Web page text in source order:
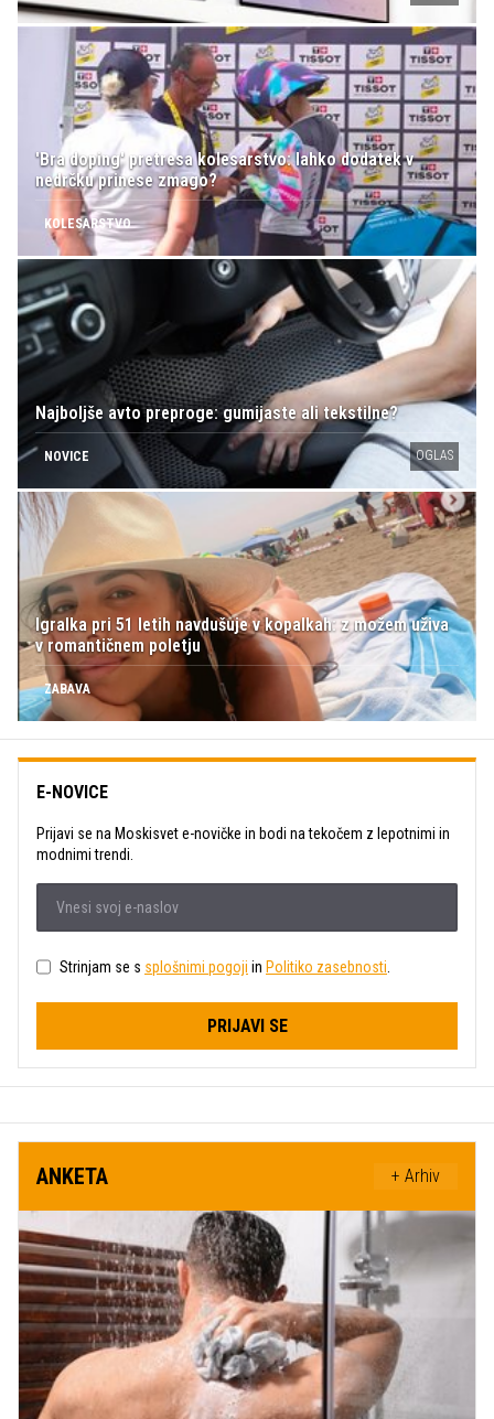
'Bra doping' pretresa kolesarstvo: lahko dodatek v
nedrčku prinese zmago?
KOLESARSTVO
Najboljše avto preproge: gumijaste ali tekstilne?
NOVICE OGLAS
Igralka pri 51 letih navdušuje v kopalkah: z možem uživa
v romantičnem poletju
ZABAVA
E-NOVICE
Prijavi se na Moskisvet e-novičke in bodi na tekočem z lepotnimi in
modnimi trendi.
Strinjam se s splošnimi pogoji in Politiko zasebnosti
PRIJAVI SE
ANKETA + Arhiv